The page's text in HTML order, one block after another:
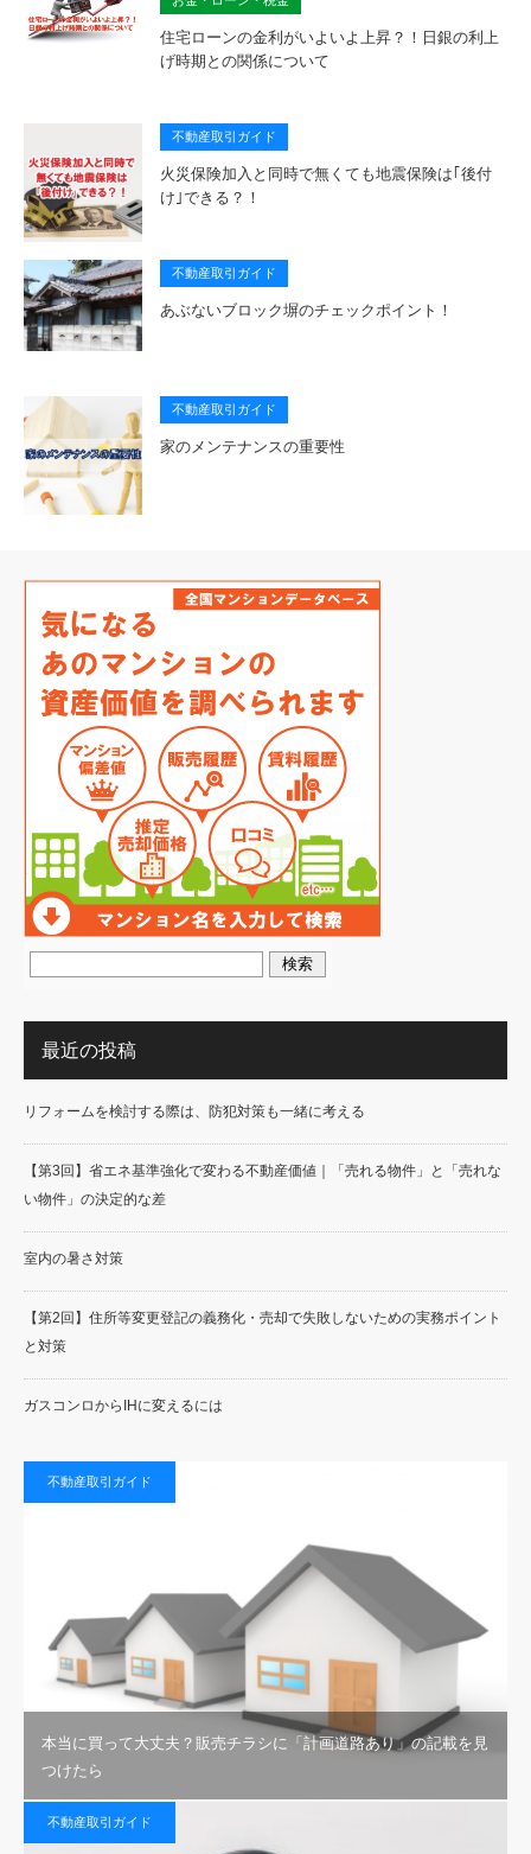
住宅ローンの金利がいよいよ上昇？！日銀の利上
げ時期との関係について
不動産取引ガイド
火災保険加入と同時で無くても地震保険は｢後付
け｣できる？！
不動産取引ガイド
あぶないブロック塀のチェックポイント！
不動産取引ガイド
家のメンテナンスの重要性
最近の投稿
リフォームを検討する際は、防犯対策も一緒に考える
【第3回】省エネ基準強化で変わる不動産価値｜「売れる物件」と「売れな
い物件」の決定的な差
室内の暑さ対策
【第2回】住所等変更登記の義務化・売却で失敗しないための実務ポイント
と対策
ガスコンロからIHに変えるには
不動産取引ガイド
本当に買って大丈夫？販売チラシに「計画道路あり」の記載を見
つけたら
不動産取引ガイド